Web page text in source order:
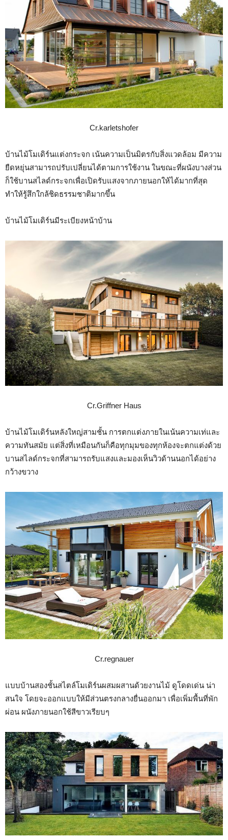
Cr.karletshofer
บ้านไม้โมเดิร์นแต่งกระจก เน้นความเป็นมิตรกับสิ่งแวดล้อม มีความ
ยืดหยุ่นสามารถปรับเปลี่ยนได้ตามการใช้งาน ในขณะที่ผนังบางส่วน
ก็ใช้บานสไลด์กระจกเพื่อเปิดรับแสงจากภายนอกให้ได้มากที่สุด
ทำให้รู้สึกใกล้ชิดธรรมชาติมากขึ้น
บ้านไม้โมเดิร์นมีระเบียงหน้าบ้าน
Cr.Griffner Haus
บ้านไม้โมเดิร์นหลังใหญ่สามชั้น การตกแต่งภายในเน้นความเท่และ
ความทันสมัย แต่สิ่งที่เหมือนกันก็คือทุกมุมของทุกห้องจะตกแต่งด้วย
บานสไลด์กระจกที่สามารถรับแสงและมองเห็นวิวด้านนอกได้อย่าง
กว้างขวาง
Cr.regnauer
แบบบ้านสองชั้นสไตล์โมเดิร์นผสมผสานด้วยงานไม้ ดูโดดเด่น น่า
สนใจ โดยจะออกแบบให้มีส่วนตรงกลางยื่นออกมา เพื่อเพิ่มพื้นที่พัก
ผ่อน ผนังภายนอกใช้สีขาวเรียบๆ